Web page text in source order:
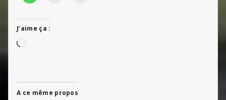
J’aime ça :
Chargement…
A ce même propos